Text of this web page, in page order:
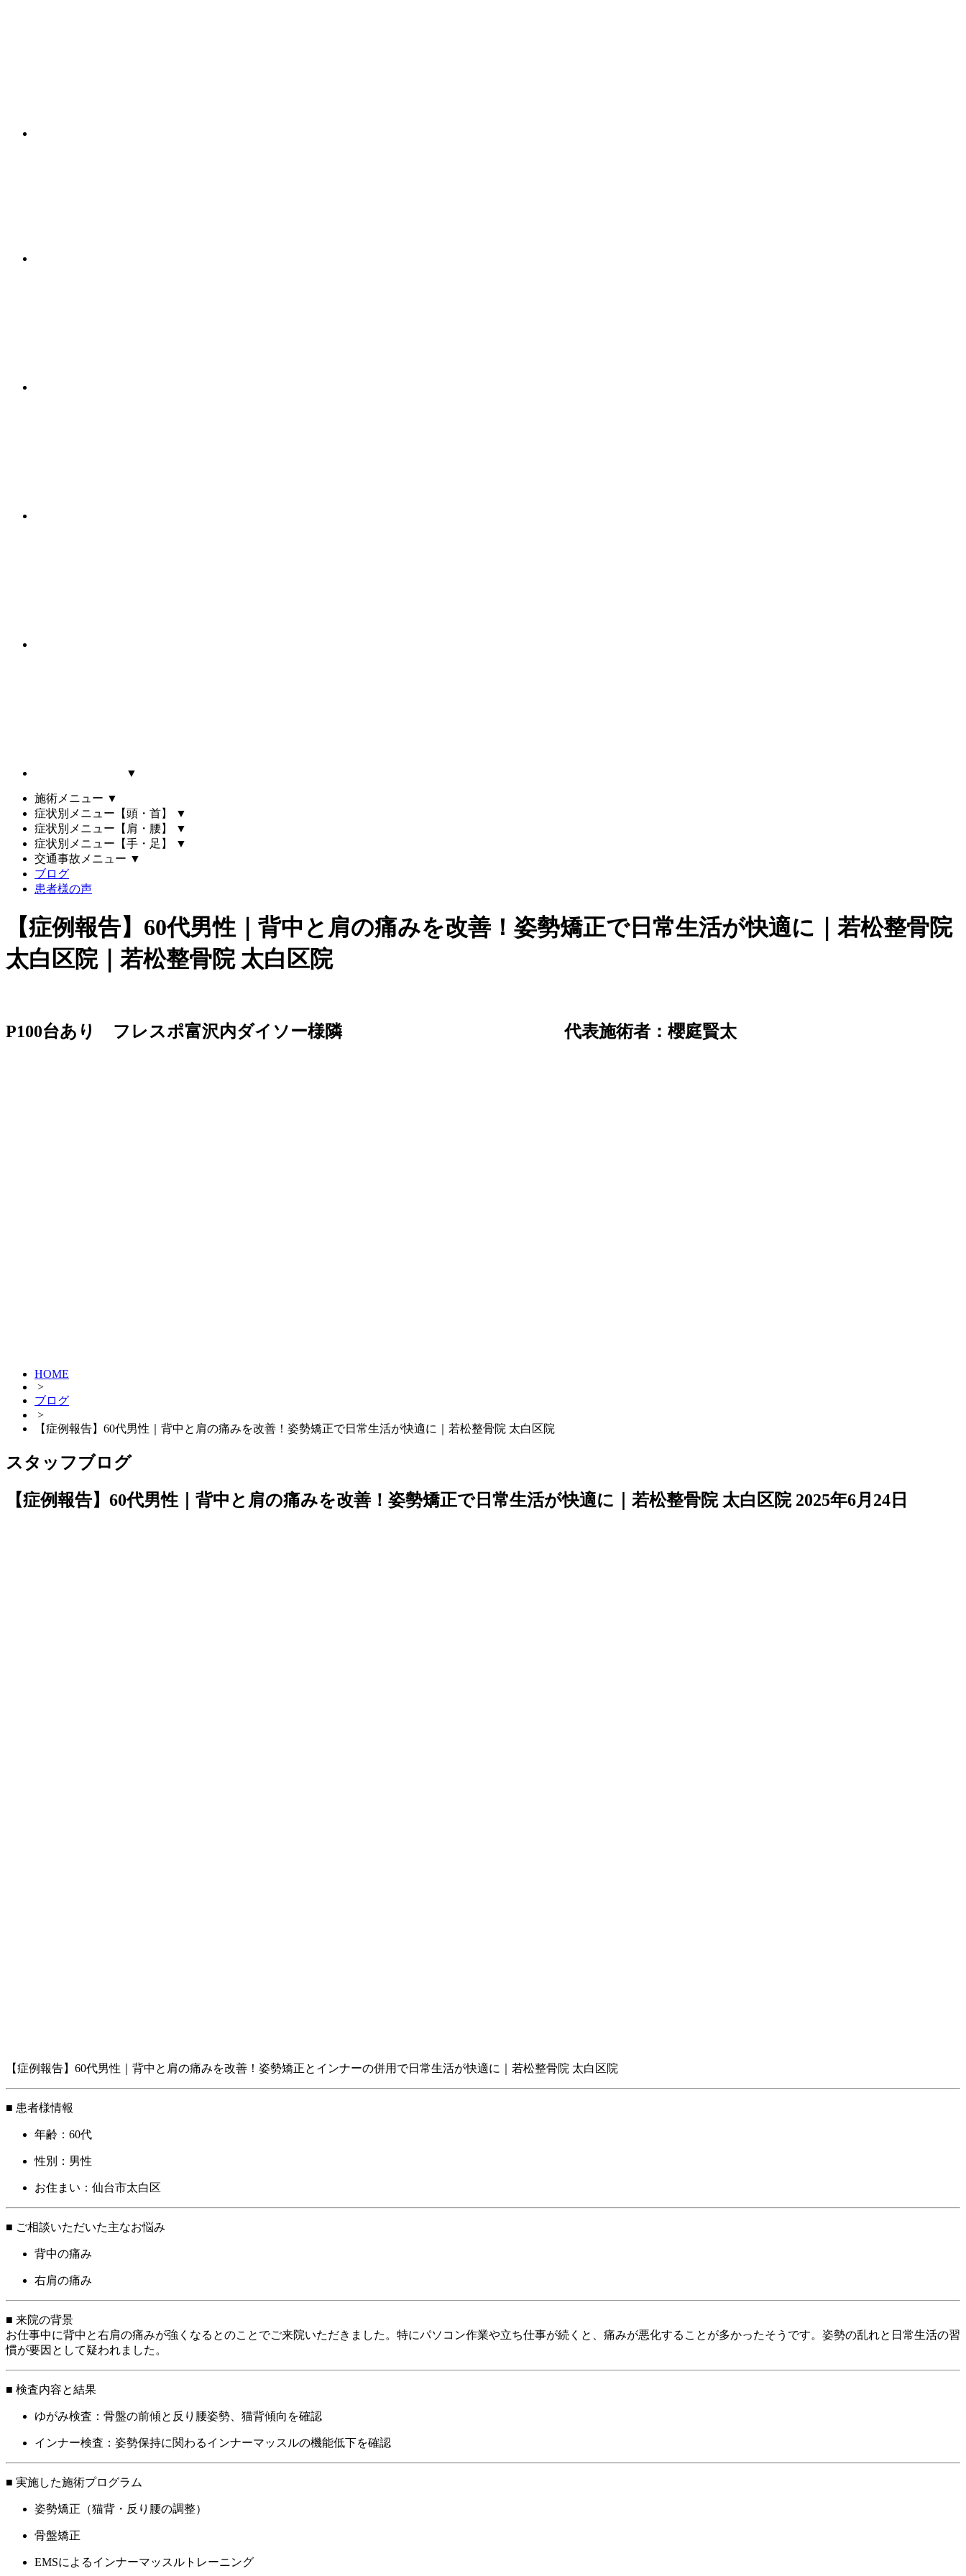
▼
施術メニュー ▼
症状別メニュー【頭・首】
▼
症状別メニュー【肩・腰】
▼
症状別メニュー【手・足】
▼
交通事故メニュー ▼
ブログ
患者様の声
【症例報告】60代男性｜背中と肩の痛みを改善！姿勢矯正で日常生活が快適に｜若松整骨院
太白区院｜若松整骨院 太白区院
P100台あり フレスポ富沢内ダイソー様隣 代表施術者：櫻庭賢太
HOME
>
ブログ
>
【症例報告】60代男性｜背中と肩の痛みを改善！姿勢矯正で日常生活が快適に｜若松整骨院 太白区院
スタッフブログ
【症例報告】60代男性｜背中と肩の痛みを改善！姿勢矯正で日常生活が快適に｜若松整骨院 太白区院 2025年6月24日
【症例報告】60代男性｜背中と肩の痛みを改善！姿勢矯正とインナーの併用で日常生活が快適に｜若松整骨院 太白区院
■ 患者様情報
年齢：60代
性別：男性
お住まい：仙台市太白区
■ ご相談いただいた主なお悩み
背中の痛み
右肩の痛み
■ 来院の背景
お仕事中に背中と右肩の痛みが強くなるとのことでご来院いただきました。特にパソコン作業や立ち仕事が続くと、痛みが悪化することが多かったそうです。姿勢の乱れと日常生活の習
慣が要因として疑われました。
■ 検査内容と結果
ゆがみ検査：骨盤の前傾と反り腰姿勢、猫背傾向を確認
インナー検査：姿勢保持に関わるインナーマッスルの機能低下を確認
■ 実施した施術プログラム
姿勢矯正（猫背・反り腰の調整）
骨盤矯正
EMSによるインナーマッスルトレーニング